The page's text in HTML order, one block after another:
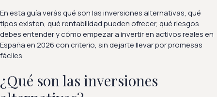
En esta guía verás qué son las inversiones alternativas, qué
tipos existen, qué rentabilidad pueden ofrecer, qué riesgos
debes entender y cómo empezar a invertir en activos reales en
España en 2026 con criterio, sin dejarte llevar por promesas
fáciles.
¿Qué son las inversiones